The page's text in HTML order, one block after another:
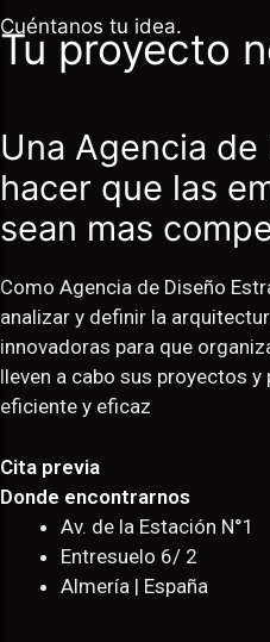
Cuéntanos tu idea.
Tu proyecto
Una Agencia
hacer que las
sean mas
Como Agencia de Diseño
analizar y definir la
innovadoras para que
lleven a cabo sus proyectos
eficiente y eficaz
Cita previa
Donde encontrarnos
Av. de la Estación N°1
Entresuelo 6/ 2
Almería | España